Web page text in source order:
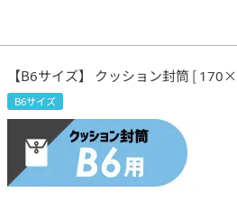
【B6サイズ】 クッション封筒 [
B6サイズ